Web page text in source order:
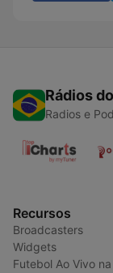
Rádios
Radios e
Recursos
Broadcasters
Widgets
Futebol Ao Vivo